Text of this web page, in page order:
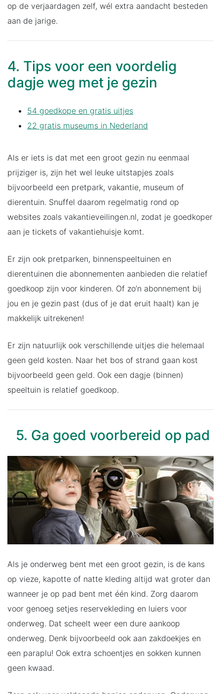
op de verjaardagen zelf, wél extra aandacht besteden
aan de jarige.
4. Tips voor een voordelig
dagje weg met je gezin
54 goedkope en gratis uitjes
22 gratis museums in Nederland
Als er iets is dat met een groot gezin nu eenmaal
prijziger is, zijn het wel leuke uitstapjes zoals
bijvoorbeeld een pretpark, vakantie, museum of
dierentuin. Snuffel daarom regelmatig rond op
websites zoals vakantieveilingen.nl, zodat je goedkoper
aan je tickets of vakantiehuisje komt.
Er zijn ook pretparken, binnenspeeltuinen en
dierentuinen die abonnementen aanbieden die relatief
goedkoop zijn voor kinderen. Of zo’n abonnement bij
jou en je gezin past (dus of je dat eruit haalt) kan je
makkelijk uitrekenen!
Er zijn natuurlijk ook verschillende uitjes die helemaal
geen geld kosten. Naar het bos of strand gaan kost
bijvoorbeeld geen geld. Ook een dagje (binnen)
speeltuin is relatief goedkoop.
5. Ga goed voorbereid op pad
Als je onderweg bent met een groot gezin, is de kans
op vieze, kapotte of natte kleding altijd wat groter dan
wanneer je op pad bent met één kind. Zorg daarom
voor genoeg setjes reservekleding en luiers voor
onderweg. Dat scheelt weer een dure aankoop
onderweg. Denk bijvoorbeeld ook aan zakdoekjes en
een paraplu! Ook extra schoentjes en sokken kunnen
geen kwaad.